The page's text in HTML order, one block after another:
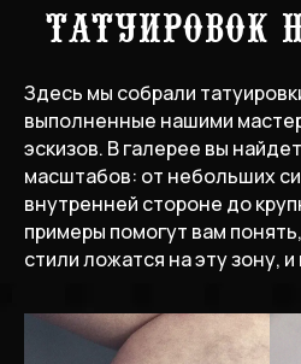
татуировок
Здесь мы собрали
выполненные нашими
эскизов. В галерее вы
масштабов: от небольших
внутренней стороне до
примеры помогут вам
стили ложатся на эту зону,